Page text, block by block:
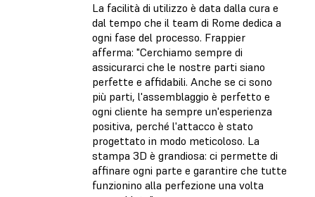
La facilità di utilizzo è data dalla cura e
dal tempo che il team di Rome dedica a
ogni fase del processo. Frappier
afferma: "Cerchiamo sempre di
assicurarci che le nostre parti siano
perfette e affidabili. Anche se ci sono
più parti, l'assemblaggio è perfetto e
ogni cliente ha sempre un'esperienza
positiva, perché l'attacco è stato
progettato in modo meticoloso. La
stampa 3D è grandiosa: ci permette di
affinare ogni parte e garantire che tutte
funzionino alla perfezione una volta